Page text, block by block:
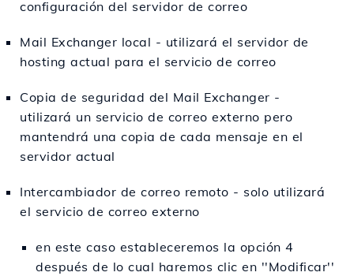
configuración del servidor de correo
Mail Exchanger local - utilizará el servidor de
hosting actual para el servicio de correo
Copia de seguridad del Mail Exchanger -
utilizará un servicio de correo externo pero
mantendrá una copia de cada mensaje en el
servidor actual
Intercambiador de correo remoto - solo utilizará
el servicio de correo externo
en este caso estableceremos la opción 4
después de lo cual haremos clic en ''Modificar''